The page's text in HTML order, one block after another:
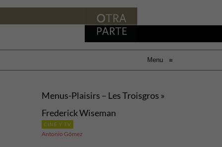
Menu ≡
Menus-Plaisirs – Les Troisgros »
Frederick Wiseman
CINE Y TV
Antonio Gómez